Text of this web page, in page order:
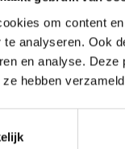
om content
te analyseren. Ook
en analyse.
hebben